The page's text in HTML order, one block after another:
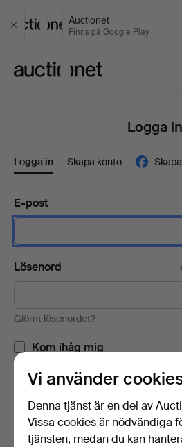
Stäng
Auctionet
Finns på Google Play
Logga in
Logga in Skapa konto
E-post
Lösenord
Glömt lösenordet?
Kom ihåg mig
Logga in
eller logga in via
Vi använder
Denna tjänst är en del av
Vissa cookies är nödvändiga
tjänsten, medan du kan